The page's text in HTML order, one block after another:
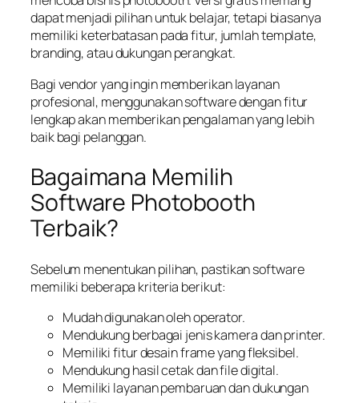
dapat menjadi pilihan untuk belajar, tetapi biasanya
memiliki keterbatasan pada fitur, jumlah template,
branding, atau dukungan perangkat.
Bagi vendor yang ingin memberikan layanan
profesional, menggunakan software dengan fitur
lengkap akan memberikan pengalaman yang lebih
baik bagi pelanggan.
Bagaimana Memilih
Software Photobooth
Terbaik?
Sebelum menentukan pilihan, pastikan software
memiliki beberapa kriteria berikut:
Mudah digunakan oleh operator.
Mendukung berbagai jenis kamera dan printer.
Memiliki fitur desain frame yang fleksibel.
Mendukung hasil cetak dan file digital.
Memiliki layanan pembaruan dan dukungan